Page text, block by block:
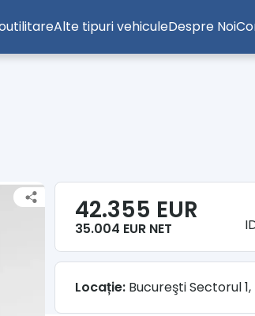
Alte tipuri vehiculeDespre Noi
42.355 EUR
35.004 EUR NET
Locație: Bucureşti Sectorul